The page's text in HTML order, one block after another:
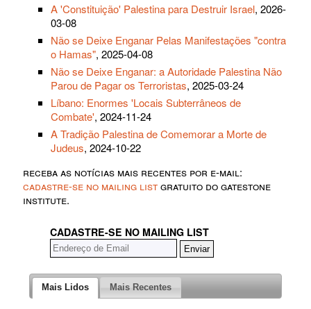
A 'Constituição' Palestina para Destruir Israel, 2026-
03-08
Não se Deixe Enganar Pelas Manifestações "contra
o Hamas", 2025-04-08
Não se Deixe Enganar: a Autoridade Palestina Não
Parou de Pagar os Terroristas, 2025-03-24
Líbano: Enormes 'Locais Subterrâneos de
Combate', 2024-11-24
A Tradição Palestina de Comemorar a Morte de
Judeus, 2024-10-22
receba as notícias mais recentes por e-mail:
cadastre-se no mailing listgratuito do gatestone
institute.
CADASTRE-SE NO MAILING LIST
Mais Lidos Mais Recentes